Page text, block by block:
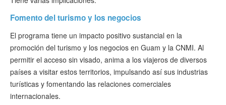
Fomento del turismo y los negocios
El programa tiene un impacto positivo sustancial en la
promoción del turismo y los negocios en Guam y la CNMI. Al
permitir el acceso sin visado, anima a los viajeros de diversos
países a visitar estos territorios, impulsando así sus industrias
turísticas y fomentando las relaciones comerciales
internacionales.